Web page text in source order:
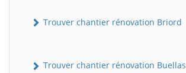
Trouver chantier rénovation Briord
Trouver chantier rénovation Buellas